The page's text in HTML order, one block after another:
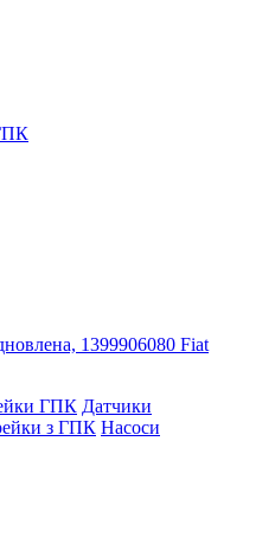
1399906080 Fiat
ГПК Датчики
з ГПК Насоси